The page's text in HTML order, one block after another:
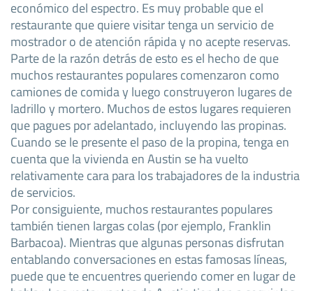
económico del espectro. Es muy probable que el
restaurante que quiere visitar tenga un servicio de
mostrador o de atención rápida y no acepte reservas.
Parte de la razón detrás de esto es el hecho de que
muchos restaurantes populares comenzaron como
camiones de comida y luego construyeron lugares de
ladrillo y mortero. Muchos de estos lugares requieren
que pagues por adelantado, incluyendo las propinas.
Cuando se le presente el paso de la propina, tenga en
cuenta que la vivienda en Austin se ha vuelto
relativamente cara para los trabajadores de la industria
de servicios.
Por consiguiente, muchos restaurantes populares
también tienen largas colas (por ejemplo, Franklin
Barbacoa). Mientras que algunas personas disfrutan
entablando conversaciones en estas famosas líneas,
puede que te encuentres queriendo comer en lugar de